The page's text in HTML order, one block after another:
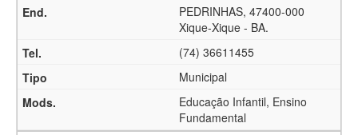
PEDRINHAS, 47400-000
Xique-Xique - BA.
(74) 36611455
Municipal
Educação Infantil, Ensino
Fundamental